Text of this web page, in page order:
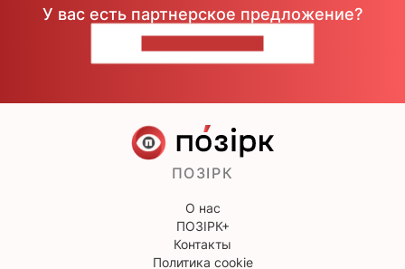
У вас есть партнерское предложение?
ПОЗІРК
О нас
ПОЗІРК+
Контакты
Политика cookie